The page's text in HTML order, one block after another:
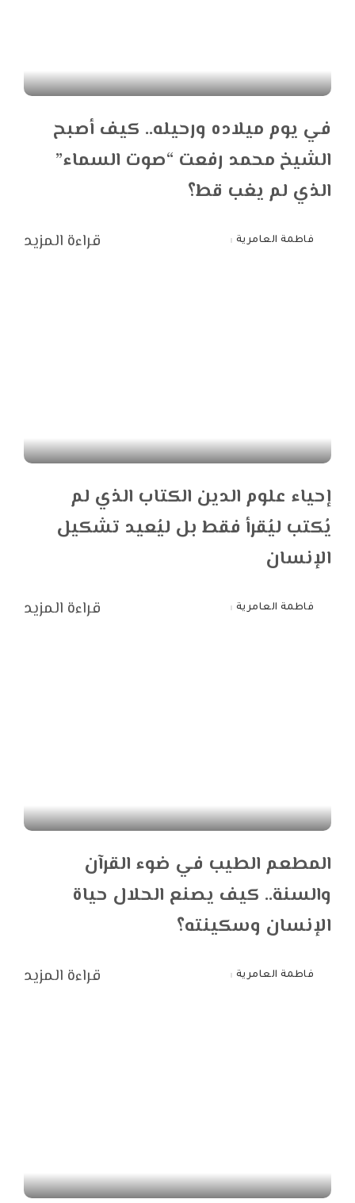
في يوم ميلاده ورحيله.. كيف أصبح
الشيخ محمد رفعت “صوت السماء”
الذي لم يغب قط؟
Postedفاطمة العامرية قراءة المزيد
إحياء علوم الدين الكتاب الذي لم
يُكتب ليُقرأ فقط بل ليُعيد تشكيل
الإنسان
Postedفاطمة العامرية قراءة المزيد
المطعم الطيب في ضوء القرآن
والسنة.. كيف يصنع الحلال حياة
الإنسان وسكينته؟
Postedفاطمة العامرية قراءة المزيد